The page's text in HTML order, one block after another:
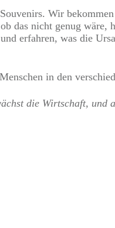
Wir
das nicht genug wäre,
erfahren, was die
in den
die Wirtschaft, und